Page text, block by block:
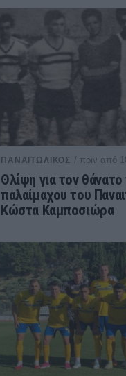
ΠΑΝΑΙΤΩΛΙΚΟΣ / πριν από
Θλίψη για τον θάνατο
παλαίμαχου του
Κώστα Καμποσιώρα